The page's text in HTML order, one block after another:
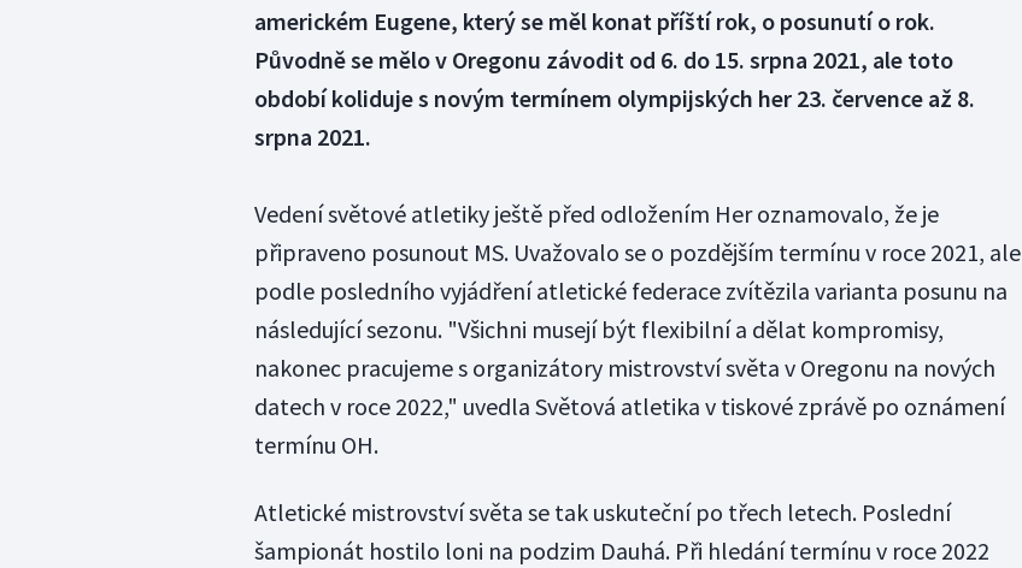
americkém Eugene, který se měl konat příští rok, o posunutí o rok.
Původně se mělo v Oregonu závodit od 6. do 15. srpna 2021, ale toto
období koliduje s novým termínem olympijských her 23. července až 8.
srpna 2021.
Vedení světové atletiky ještě před odložením Her oznamovalo, že je
připraveno posunout MS. Uvažovalo se o pozdějším termínu v roce 2021, ale
podle posledního vyjádření atletické federace zvítězila varianta posunu na
následující sezonu. "Všichni musejí být flexibilní a dělat kompromisy,
nakonec pracujeme s organizátory mistrovství světa v Oregonu na nových
datech v roce 2022," uvedla Světová atletika v tiskové zprávě po oznámení
termínu OH.
Atletické mistrovství světa se tak uskuteční po třech letech. Poslední
šampionát hostilo loni na podzim Dauhá. Při hledání termínu v roce 2022